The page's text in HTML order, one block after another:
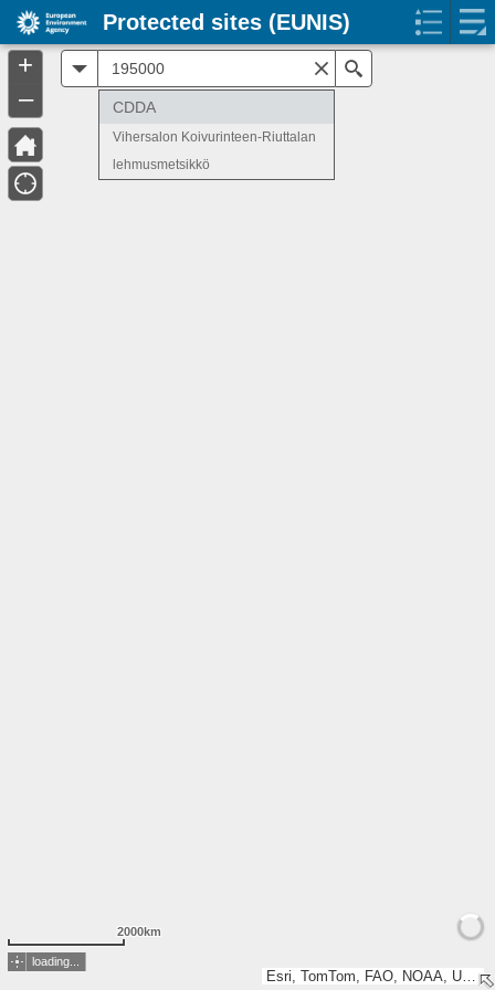
Esri, TomTom, FAO, NOAA, USGS
2000km
loading...
+
–
CDDA
Vihersalon Koivurinteen-Riuttalan
lehmusmetsikkö
Protected sites (EUNIS)